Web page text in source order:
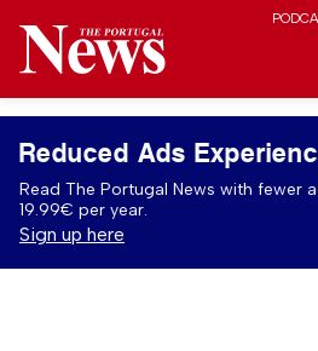
Reduced Ads
Read The Portugal News with fewer
19.99€ per year.
Sign up here